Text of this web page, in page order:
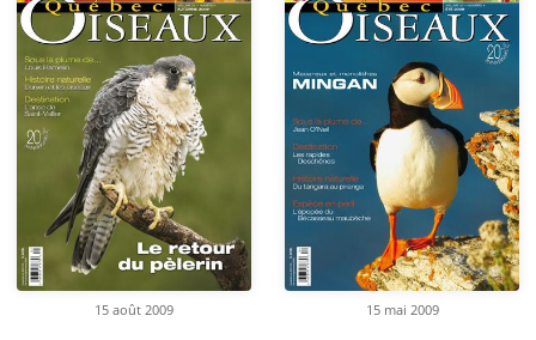
15 août 2009 15 mai 2009